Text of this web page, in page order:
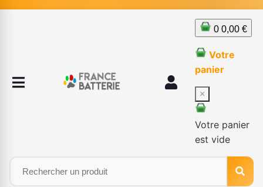
0 0,00 €
Votre
panier
×
Votre panier
est vide